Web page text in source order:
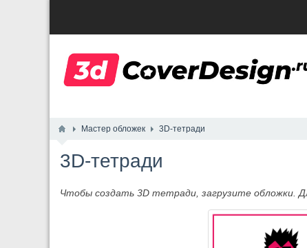
Мастер обложек 3D-тетради
3D-тетради
Чтобы создать 3D тетради, загрузите обложки.